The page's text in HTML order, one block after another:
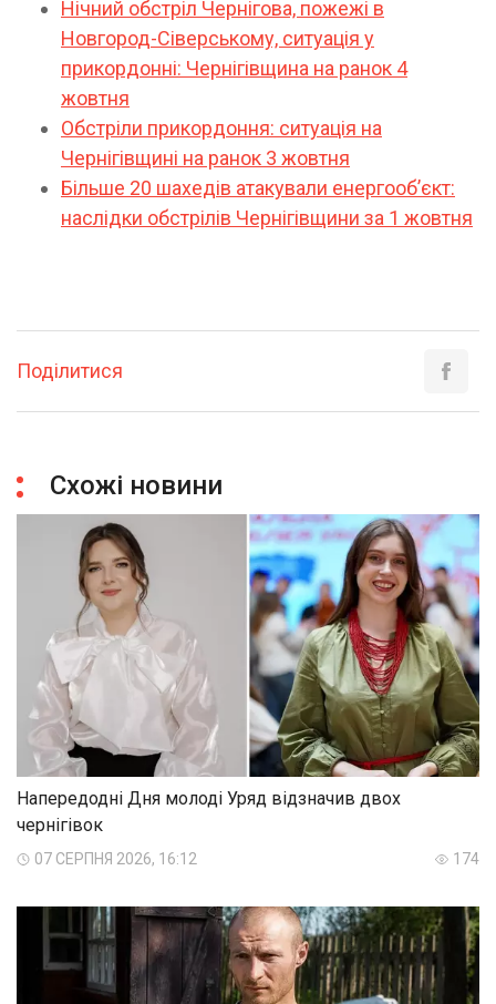
Нічний обстріл Чернігова, пожежі в
Новгород-Сіверському, ситуація у
прикордонні: Чернігівщина на ранок 4
жовтня
Обстріли прикордоння: ситуація на
Чернігівщині на ранок 3 жовтня
Більше 20 шахедів атакували енергообʼєкт:
наслідки обстрілів Чернігівщини за 1 жовтня
Поділитися
Схожі новини
Напередодні Дня молоді Уряд відзначив двох
чернігівок
07 СЕРПНЯ 2026, 16:12 174